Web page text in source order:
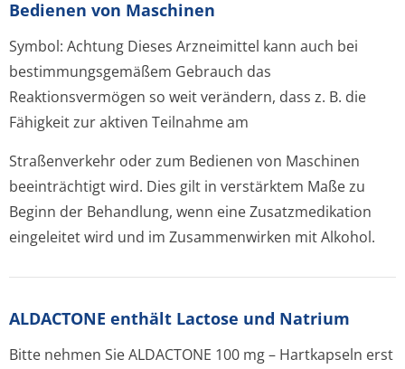
Bedienen von Maschinen
Symbol: Achtung Dieses Arzneimittel kann auch bei
bestimmungsgemäßem Gebrauch das
Reaktionsvermögen so weit verändern, dass z. B. die
Fähigkeit zur aktiven Teilnahme am
Straßenverkehr oder zum Bedienen von Maschinen
beeinträchtigt wird. Dies gilt in verstärktem Maße zu
Beginn der Behandlung, wenn eine Zusatzmedikation
eingeleitet wird und im Zusammenwirken mit Alkohol.
ALDACTONE enthält Lactose und Natrium
Bitte nehmen Sie ALDACTONE 100 mg – Hartkapseln erst